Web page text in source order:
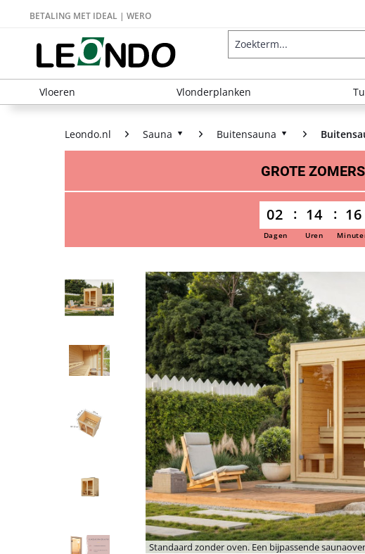
BETALING MET IDEAL | WERO
Vloeren Vlonderplanken
Leondo.nl Sauna Buitensauna
GROTE
02 14 16
Dagen Uren
Standaard zonder oven. Een bijpassende